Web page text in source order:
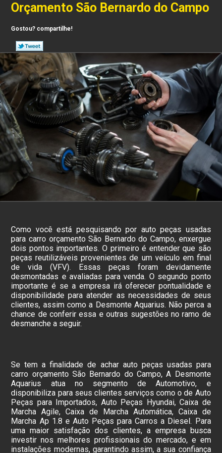
Orçamento São Bernardo do Campo
Gostou? compartilhe!
Como você está pesquisando por auto peças usadas
para carro orçamento São Bernardo do Campo, enxergue
dois pontos importantes. O primeiro é entender que são
peças reutilizáveis provenientes de um veículo em final
de vida (VFV). Essas peças foram devidamente
desmontadas e avaliadas para venda. O segundo ponto
importante é se a empresa irá oferecer pontualidade e
disponibilidade para atender as necessidades de seus
clientes, assim como a Desmonte Aquarius. Não perca a
chance de conferir essa e outras sugestões no ramo de
desmanche a seguir.
Se tem a finalidade de achar auto peças usadas para
carro orçamento São Bernardo do Campo, A Desmonte
Aquarius atua no segmento de Automotivo, e
disponibiliza para seus clientes serviços como o de Auto
Peças para Importados, Auto Peças Hyundai, Caixa de
Marcha Agile, Caixa de Marcha Automática, Caixa de
Marcha Ap 1.8 e Auto Peças para Carros a Diesel. Para
uma maior satisfação dos clientes, a empresa busca
investir nos melhores profissionais do mercado, e em
instalações modernas, garantindo assim, a sua confiança